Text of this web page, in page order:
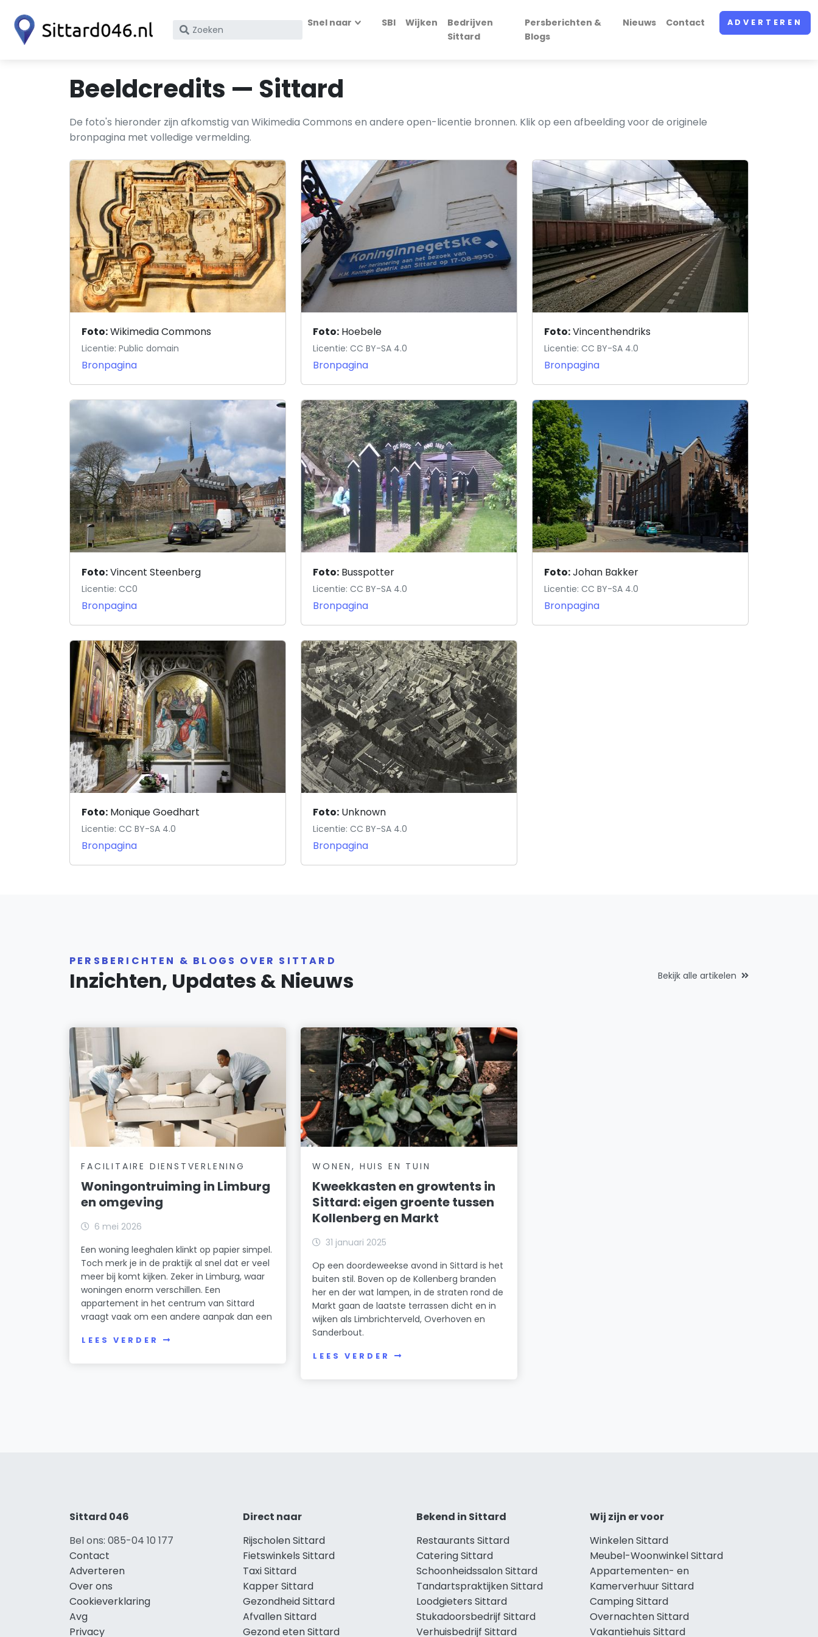
Zoek
of
KvK
Snel naar SBI Wijken
Bedrijven
Sittard
Persberichten &
Blogs
Nieuws Contact ADVERTEREN
Beeldcredits — Sittard
De foto's hieronder zijn afkomstig van Wikimedia Commons en andere open-licentie bronnen. Klik op een afbeelding voor de originele
bronpagina met volledige vermelding.
Foto:Wikimedia Commons
Licentie: Public domain
Bronpagina
Foto: Hoebele
Licentie: CC BY-SA 4.0
Bronpagina
Foto:Vincenthendriks
Licentie: CC BY-SA 4.0
Bronpagina
Foto:Vincent Steenberg
Licentie: CC0
Bronpagina
Foto: Busspotter
Licentie: CC BY-SA 4.0
Bronpagina
Foto:Johan Bakker
Licentie: CC BY-SA 4.0
Bronpagina
Foto: Monique Goedhart
Licentie: CC BY-SA 4.0
Bronpagina
Foto: Unknown
Licentie: CC BY-SA 4.0
Bronpagina
PERSBERICHTEN & BLOGS OVER SITTARD
Inzichten, Updates & Nieuws Bekijk alle artikelen
FACILITAIRE DIENSTVERLENING
Woningontruiming in Limburg
en omgeving
6 mei 2026
Een woning leeghalen klinkt op papier simpel.
Toch merk je in de praktijk al snel dat er veel
meer bij komt kijken. Zeker in Limburg, waar
woningen enorm verschillen. Een
appartement in het centrum van Sittard
vraagt vaak om een andere aanpak dan een
LEES VERDER
WONEN, HUIS EN TUIN
Kweekkasten en growtents in
Sittard: eigen groente tussen
Kollenberg en Markt
31 januari 2025
Op een doordeweekse avond in Sittard is het
buiten stil. Boven op de Kollenberg branden
her en der wat lampen, in de straten rond de
Markt gaan de laatste terrassen dicht en in
wijken als Limbrichterveld, Overhoven en
Sanderbout.
LEES VERDER
Sittard 046
Bel ons: 085-04 10 177
Contact
Adverteren
Over ons
Cookieverklaring
Avg
Privacy
Direct naar
Rijscholen Sittard
Fietswinkels Sittard
Taxi Sittard
Kapper Sittard
Gezondheid Sittard
Afvallen Sittard
Gezond eten Sittard
Bekend in Sittard
Restaurants Sittard
Catering Sittard
Schoonheidssalon Sittard
Tandartspraktijken Sittard
Loodgieters Sittard
Stukadoorsbedrijf Sittard
Verhuisbedrijf Sittard
Wij zijn er voor
Winkelen Sittard
Meubel-Woonwinkel Sittard
Appartementen- en
Kamerverhuur Sittard
Camping Sittard
Overnachten Sittard
Vakantiehuis Sittard